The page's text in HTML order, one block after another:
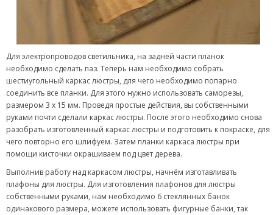
Для электропроводов светильника, на задней части планок
необходимо сделать паз. Теперь нам необходимо собрать
шестиугольный каркас люстры, для чего необходимо попарно
соединить все планки. Для этого нужно использовать саморезы,
размером 3 х 15 мм. Проведя простые действия, вы собственными
руками почти сделали каркас люстры. После этого необходимо снова
разобрать изготовленный каркас люстры и подготовить к покраске, для
чего повторно его шлифуем. Затем планки каркаса люстры при
помощи кисточки окрашиваем под цвет дерева.
Выполнив работу над каркасом люстры, начнём изготавливать
плафоны для люстры. Для изготовления плафонов для люстры
собственными руками, нам необходимо 6 стеклянных банок
одинакового размера, можете использовать фигурные банки, так